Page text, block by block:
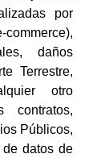
por
daños
Terrestre,
otro
contratos,
Públicos,
de datos de